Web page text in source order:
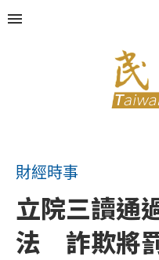
財經時事
立院三讀通
法 詐欺將